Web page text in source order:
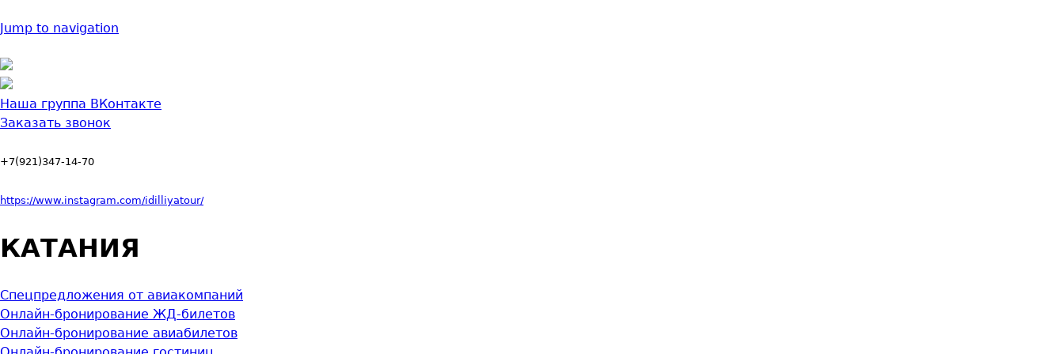
Jump to navigation
Наша группа ВКонтакте
Заказать звонок
+7(921)347-14-70
https://www.instagram.com/idilliyatour/
КАТАНИЯ
Спецпредложения от авиакомпаний
Онлайн-бронирование ЖД-билетов
Онлайн-бронирование авиабилетов